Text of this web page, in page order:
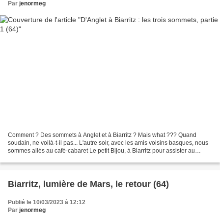
Par jenormeg
Comment ? Des sommets à Anglet et à Biarritz ? Mais what ??? Quand
soudain, ne voilà-t-il pas... L'autre soir, avec les amis voisins basques, nous
sommes allés au café-cabaret Le petit Bijou, à Biarritz pour assister au
Biarritz, lumière de Mars, le retour (64)
Publié le 10/03/2023 à 12:12
Par jenormeg